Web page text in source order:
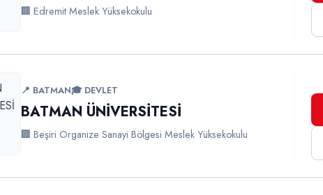
🏢 Edremit Meslek Yüksekokulu
📍 BATMAN🎓 DEVLET
BATMAN ÜNİVERSİTESİ
🏢 Beşiri Organize Sanayi Bölgesi Meslek Yüksekokulu